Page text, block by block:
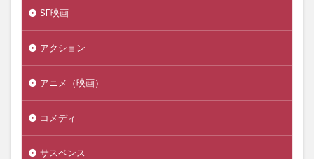
SF映画
アクション
アニメ（映画）
コメディ
サスペンス